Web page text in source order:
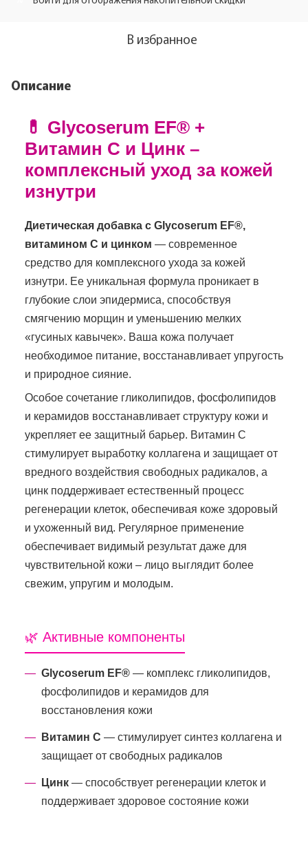
В избранное
Описание
💊 Glycoserum EF® +
Витамин С и Цинк –
комплексный уход за кожей
изнутри
Диетическая добавка с Glycoserum EF®,
витамином С и цинком — современное
средство для комплексного ухода за кожей
изнутри. Ее уникальная формула проникает в
глубокие слои эпидермиса, способствуя
смягчению морщин и уменьшению мелких
«гусиных кавычек». Ваша кожа получает
необходимое питание, восстанавливает упругость
и природное сияние.
Особое сочетание гликолипидов, фосфолипидов
и керамидов восстанавливает структуру кожи и
укрепляет ее защитный барьер. Витамин С
стимулирует выработку коллагена и защищает от
вредного воздействия свободных радикалов, а
цинк поддерживает естественный процесс
регенерации клеток, обеспечивая коже здоровый
и ухоженный вид. Регулярное применение
обеспечивает видимый результат даже для
чувствительной кожи – лицо выглядит более
свежим, упругим и молодым.
🌿 Активные компоненты
Glycoserum EF® — комплекс гликолипидов,
фосфолипидов и керамидов для
восстановления кожи
Витамин С — стимулирует синтез коллагена и
защищает от свободных радикалов
Цинк — способствует регенерации клеток и
поддерживает здоровое состояние кожи